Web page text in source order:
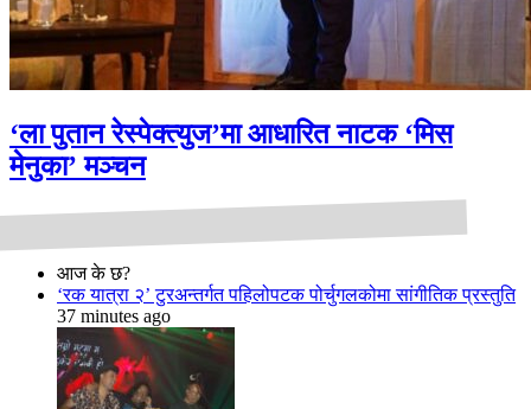
‘ला पुतान रेस्पेक्त्युज’मा आधारित नाटक ‘मिस
मेनुका’ मञ्चन
आज के छ?
‘रक यात्रा २’ टुरअन्तर्गत पहिलोपटक पोर्चुगलकोमा सांगीतिक प्रस्तुति
37 minutes ago